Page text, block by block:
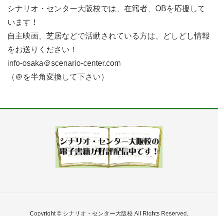
シナリオ・センター大阪校では、在籍者、OBを応援して
います！
自主映画、芝居などで活動されている方は、どしどし情報
をお送りください！
info-osaka＠scenario-center.com
（＠を半角変換して下さい）
Copyright © シナリオ・センター大阪校 All Rights Reserved.